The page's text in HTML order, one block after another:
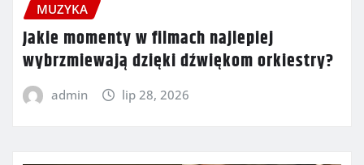
MUZYKA
Jakie momenty w filmach najlepiej
wybrzmiewają dzięki dźwiękom orkiestry?
admin lip 28, 2026